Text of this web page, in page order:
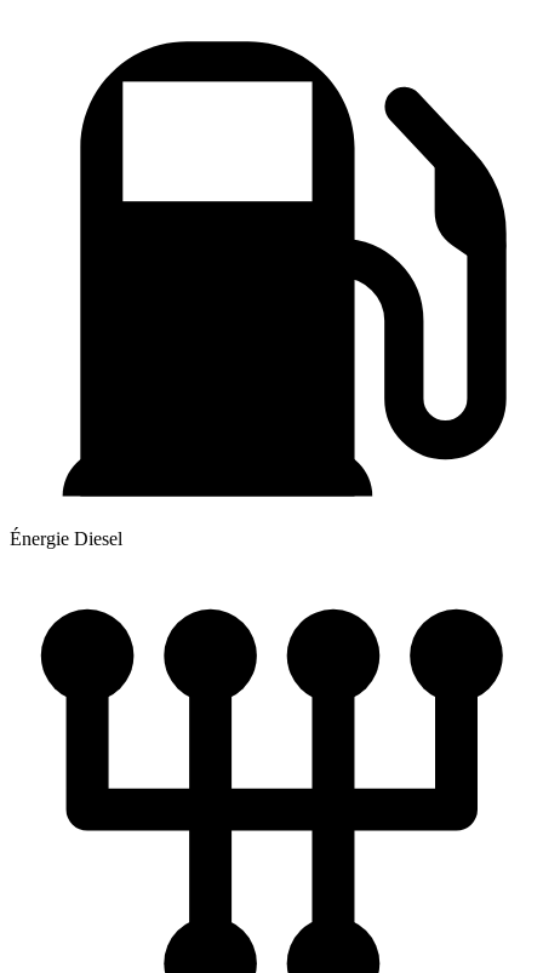
Énergie Diesel